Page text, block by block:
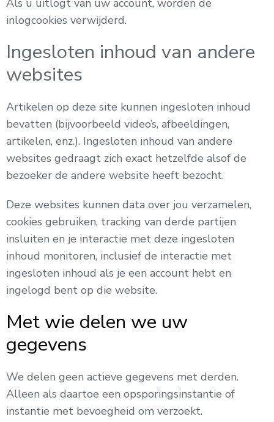
Als u uitlogt van uw account, worden de
inlogcookies verwijderd.
Ingesloten inhoud van andere
websites
Artikelen op deze site kunnen ingesloten inhoud
bevatten (bijvoorbeeld video’s, afbeeldingen,
artikelen, enz.). Ingesloten inhoud van andere
websites gedraagt zich exact hetzelfde alsof de
bezoeker de andere website heeft bezocht.
Deze websites kunnen data over jou verzamelen,
cookies gebruiken, tracking van derde partijen
insluiten en je interactie met deze ingesloten
inhoud monitoren, inclusief de interactie met
ingesloten inhoud als je een account hebt en
ingelogd bent op die website.
Met wie delen we uw
gegevens
We delen geen actieve gegevens met derden.
Alleen als daartoe een opsporingsinstantie of
instantie met bevoegheid om verzoekt.